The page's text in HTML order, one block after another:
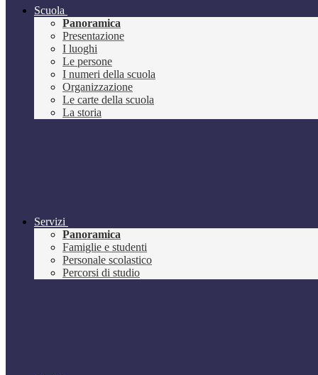
Scuola
Panoramica
Presentazione
I luoghi
Le persone
I numeri della scuola
Organizzazione
Le carte della scuola
La storia
Servizi
Panoramica
Famiglie e studenti
Personale scolastico
Percorsi di studio